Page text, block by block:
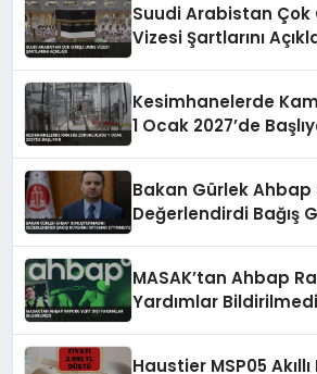
Suudi Arabistan Çok
Vizesi Şartlarını
Kesimhanelerde
1 Ocak 2027’de
Bakan Gürlek Ahbap
Değerlendirdi Bağış
MASAK’tan Ahbap
Yardımlar Bildirilmedi
Haustier MSP05